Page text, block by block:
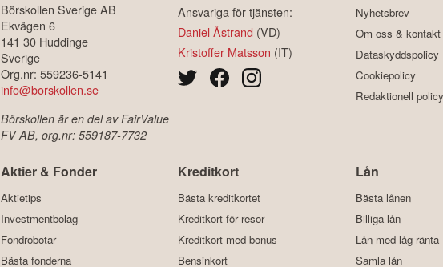
Börskollen Sverige AB
Ekvägen 6
141 30 Huddinge
Sverige
Org.nr: 559236-5141
info@borskollen.se
Börskollen är en del av FairValue
FV AB, org.nr: 559187-7732
Ansvariga för tjänsten:
Daniel Åstrand (VD)
Kristoffer Matsson (IT)
Nyhetsbrev
Om oss & kontakt
Dataskyddspolicy
Cookiepolicy
Redaktionell policy
Aktier & Fonder
Aktietips
Investmentbolag
Fondrobotar
Bästa fonderna
Kreditkort
Bästa kreditkortet
Kreditkort för resor
Kreditkort med bonus
Bensinkort
Lån
Bästa lånen
Billiga lån
Lån med låg ränta
Samla lån